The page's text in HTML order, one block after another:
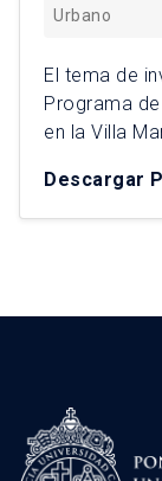
Urbano
El tema de
Programa
en la Villa
mecanismos
Descargar